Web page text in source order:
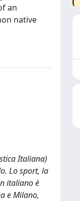
an
native
Italiana)
Lo sport, la
italiano è
e Milano,